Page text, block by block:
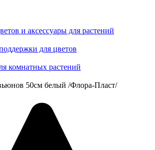
и аксессуары для растений
для цветов
комнатных растений
50см белый /Флора-Пласт/